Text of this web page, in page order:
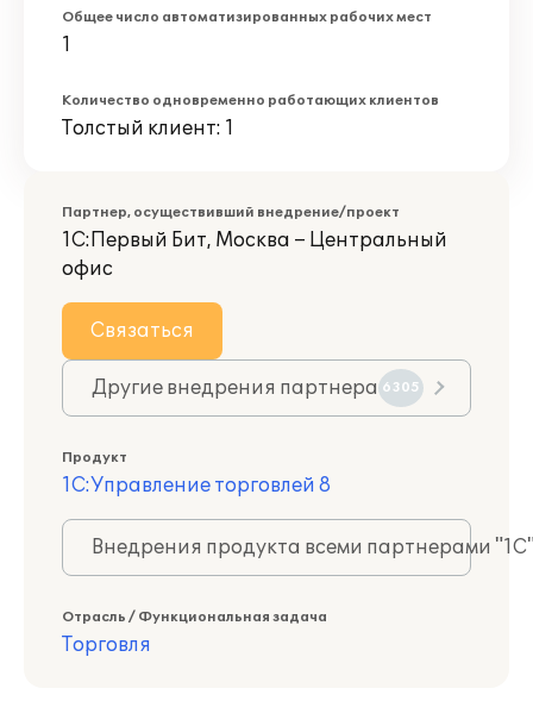
Общее число автоматизированных рабочих мест
1
Количество одновременно работающих клиентов
Толстый клиент: 1
Партнер, осуществивший внедрение/проект
1С:Первый Бит, Москва – Центральный
офис
Связаться
Другие внедрения партнера 6305
Продукт
1С:Управление торговлей 8
Внедрения продукта всеми партнерами
Отрасль / Функциональная задача
Торговля